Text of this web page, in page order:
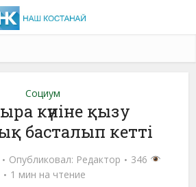
Социум
күніне қызу
басталып кетті
Опубликовал: Редактор
346
1 мин на чтение